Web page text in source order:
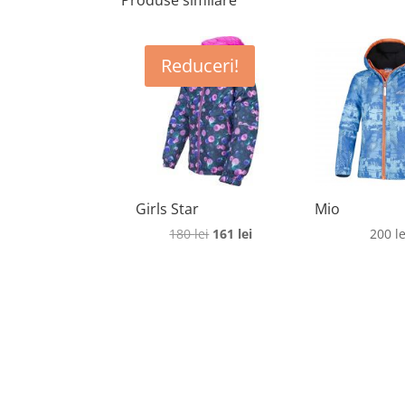
Reduceri!
Girls Star
180lei Prețul
161 leiPrețul
Mio
200